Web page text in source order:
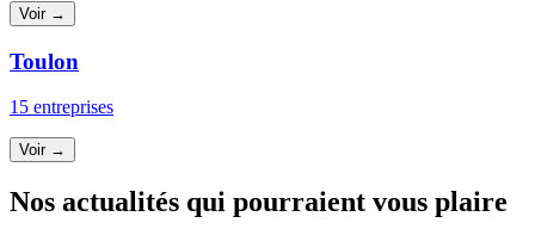
Voir →
Toulon
15 entreprises
Voir →
Nos actualités qui pourraient vous plaire